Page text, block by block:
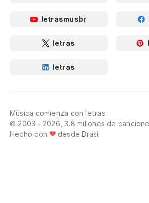
letrasmusbr
letras
letras
Música comienza con letras
© 2003 - 2026, 3.8 millones de
Hecho con
desde Brasil